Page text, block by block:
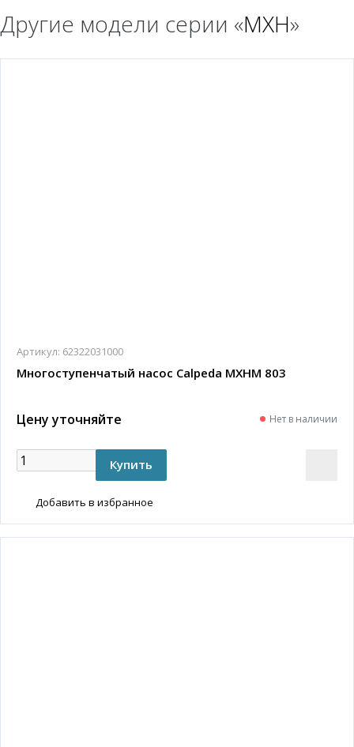
Другие модели серии «MXH»
Артикул: 62322031000
Многоступенчатый насос Calpeda MXHM 803
Цену уточняйте Нет в наличии
Добавить в избранное